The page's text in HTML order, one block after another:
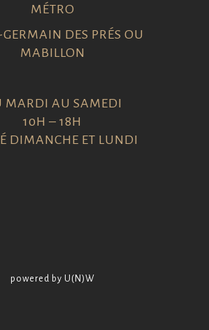
MÉTRO
DES PRÉS OU
MABILLON
MARDI AU SAMEDI
10H – 18H
DIMANCHE ET LUNDI
powered by U(N)W